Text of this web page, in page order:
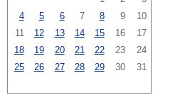
4
5 6 7 8 9
10
11
12 13 14 15 16
17
18
19 20 21 22 23
24
25
26 27 28 29 30 31